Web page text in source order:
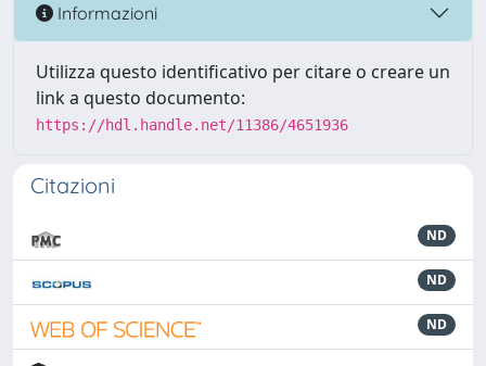
Informazioni
Utilizza questo identificativo per citare o creare un
link a questo documento:
https://hdl.handle.net/11386/4651936
Citazioni
ND
ND
ND